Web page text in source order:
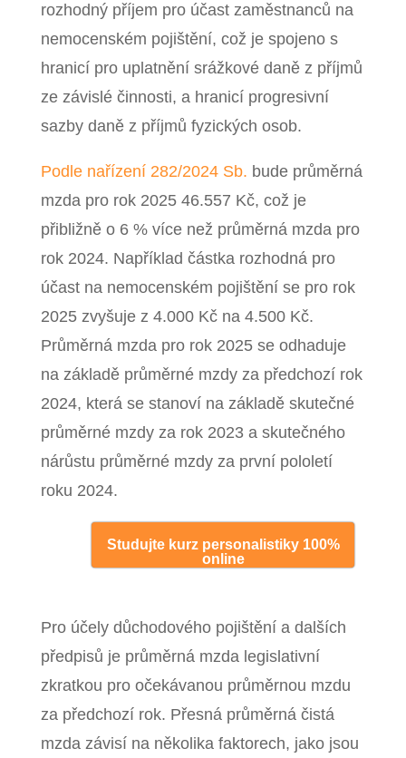
rozhodný příjem pro účast zaměstnanců na
nemocenském pojištění, což je spojeno s
hranicí pro uplatnění srážkové daně z příjmů
ze závislé činnosti, a hranicí progresivní
sazby daně z příjmů fyzických osob.
Podle nařízení 282/2024 Sb. bude průměrná
mzda pro rok 2025 46.557 Kč, což je
přibližně o 6 % více než průměrná mzda pro
rok 2024. Například částka rozhodná pro
účast na nemocenském pojištění se pro rok
2025 zvyšuje z 4.000 Kč na 4.500 Kč.
Průměrná mzda pro rok 2025 se odhaduje
na základě průměrné mzdy za předchozí rok
2024, která se stanoví na základě skutečné
průměrné mzdy za rok 2023 a skutečného
nárůstu průměrné mzdy za první pololetí
roku 2024.
Studujte kurz personalistiky 100%
online
Pro účely důchodového pojištění a dalších
předpisů je průměrná mzda legislativní
zkratkou pro očekávanou průměrnou mzdu
za předchozí rok. Přesná průměrná čistá
mzda závisí na několika faktorech, jako jsou